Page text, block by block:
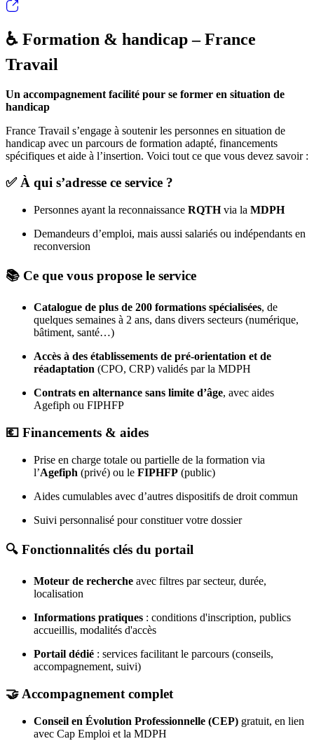
♿ Formation & handicap – France
Travail
Un accompagnement facilité pour se former en situation de
handicap
France Travail s’engage à soutenir les personnes en situation de
handicap avec un parcours de formation adapté, financements
spécifiques et aide à l’insertion. Voici tout ce que vous devez savoir :
✅ À qui s’adresse ce service ?
Personnes ayant la reconnaissance RQTHvia la MDPH
Demandeurs d’emploi, mais aussi salariés ou indépendants en
reconversion
📚 Ce que vous propose le service
Catalogue de plus de 200 formations spécialisées, de
quelques semaines à 2 ans, dans divers secteurs (numérique,
bâtiment, santé…)
Accès à des établissements de pré‑orientation et de
réadaptation (CPO, CRP) validés par la MDPH
Contrats en alternance sans limite d’âge, avec aides
Agefiph ou FIPHFP
💶 Financements & aides
Prise en charge totale ou partielle de la formation via
l’Agefiph (privé) ou le FIPHFP (public)
Aides cumulables avec d’autres dispositifs de droit commun
Suivi personnalisé pour constituer votre dossier
🔍 Fonctionnalités clés du portail
Moteur de recherche avec filtres par secteur, durée,
localisation
Informations pratiques : conditions d'inscription, publics
accueillis, modalités d'accès
Portail dédié : services facilitant le parcours (conseils,
accompagnement, suivi)
🤝 Accompagnement complet
Conseil en Évolution Professionnelle (CEP) gratuit, en lien
avec Cap Emploi et la MDPH